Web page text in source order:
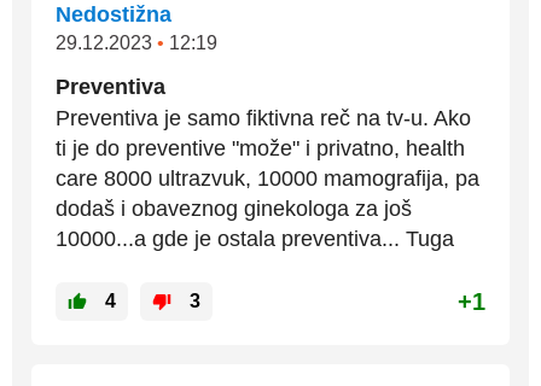
Nedostižna
29.12.2023 • 12:19
Preventiva
Preventiva je samo fiktivna reč na tv-u. Ako
ti je do preventive "može" i privatno, health
care 8000 ultrazvuk, 10000 mamografija, pa
dodaš i obaveznog ginekologa za još
10000...a gde je ostala preventiva... Tuga
4 3 +1